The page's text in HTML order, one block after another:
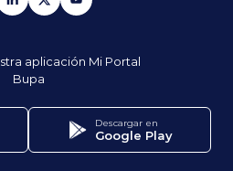
aplicación Mi Portal
Bupa
Descargar en
Google Play